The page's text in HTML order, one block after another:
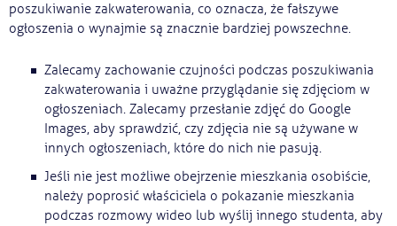
poszukiwanie zakwaterowania, co oznacza, że fałszywe
ogłoszenia o wynajmie są znacznie bardziej powszechne.
Zalecamy zachowanie czujności podczas poszukiwania
zakwaterowania i uważne przyglądanie się zdjęciom w
ogłoszeniach. Zalecamy przesłanie zdjęć do Google
Images, aby sprawdzić, czy zdjęcia nie są używane w
innych ogłoszeniach, które do nich nie pasują.
Jeśli nie jest możliwe obejrzenie mieszkania osobiście,
należy poprosić właściciela o pokazanie mieszkania
podczas rozmowy wideo lub wyślij innego studenta, aby